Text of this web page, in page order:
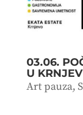
03.06.
U
Art pauza,